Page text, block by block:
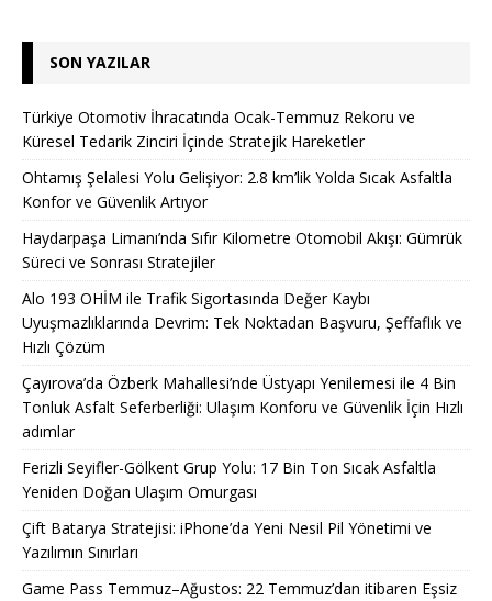
SON YAZILAR
Türkiye Otomotiv İhracatında Ocak-Temmuz Rekoru ve
Küresel Tedarik Zinciri İçinde Stratejik Hareketler
Ohtamış Şelalesi Yolu Gelişiyor: 2.8 km’lik Yolda Sıcak Asfaltla
Konfor ve Güvenlik Artıyor
Haydarpaşa Limanı’nda Sıfır Kilometre Otomobil Akışı: Gümrük
Süreci ve Sonrası Stratejiler
Alo 193 OHİM ile Trafik Sigortasında Değer Kaybı
Uyuşmazlıklarında Devrim: Tek Noktadan Başvuru, Şeffaflık ve
Hızlı Çözüm
Çayırova’da Özberk Mahallesi’nde Üstyapı Yenilemesi ile 4 Bin
Tonluk Asfalt Seferberliği: Ulaşım Konforu ve Güvenlik İçin Hızlı
adımlar
Ferizli Seyifler-Gölkent Grup Yolu: 17 Bin Ton Sıcak Asfaltla
Yeniden Doğan Ulaşım Omurgası
Çift Batarya Stratejisi: iPhone’da Yeni Nesil Pil Yönetimi ve
Yazılımın Sınırları
Game Pass Temmuz–Ağustos: 22 Temmuz’dan itibaren Eşsiz